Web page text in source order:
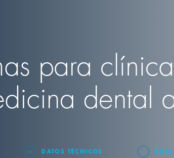
para
dental
DATOS TÉCNICOS